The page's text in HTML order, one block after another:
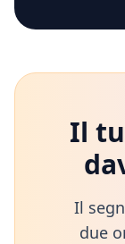
Il
Il
due